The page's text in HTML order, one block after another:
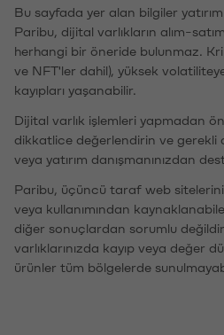
Bu sayfada yer alan bilgiler
Paribu, dijital varlıkların alım-
herhangi bir öneride bulunmaz.
ve NFT'ler dahil), yüksek
kayıpları yaşanabilir.
Dijital varlık işlemleri yapmadan
dikkatlice değerlendirin ve gerekli
veya yatırım danışmanınızdan
Paribu, üçüncü taraf web
veya kullanımından
diğer sonuçlardan sorumlu değildir.
varlıklarınızda kayıp veya değer
ürünler tüm bölgelerde